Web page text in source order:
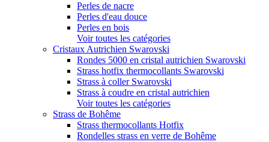
Perles de nacre
Perles d'eau douce
Perles en bois
Voir toutes les catégories
Cristaux Autrichien Swarovski
Rondes 5000 en cristal autrichien Swarovski
Strass hotfix thermocollants Swarovski
Strass à coller Swarovski
Strass à coudre en cristal autrichien
Voir toutes les catégories
Strass de Bohême
Strass thermocollants Hotfix
Rondelles strass en verre de Bohême